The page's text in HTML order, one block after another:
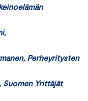
Perheyritysten
Suomen Yrittäjät